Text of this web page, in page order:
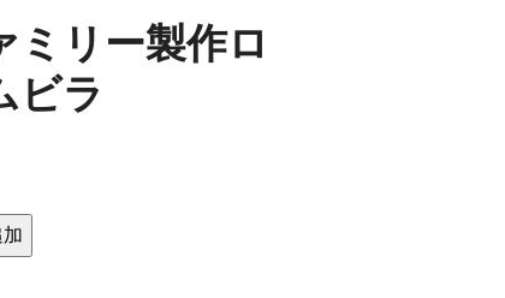
ミリー製作ロ
ビラ